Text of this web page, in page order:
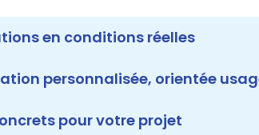
en conditions réelles
personnalisée, orientée
pour votre projet